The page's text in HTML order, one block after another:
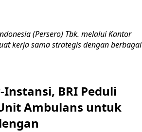
(Persero) Tbk. melalui Kantor
kerja sama strategis dengan berbagai
BRI Peduli
Ambulans untuk